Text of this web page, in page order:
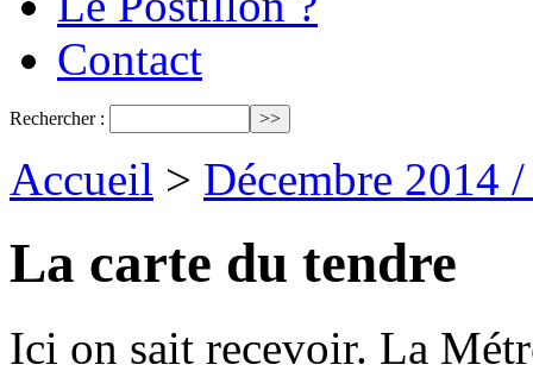
Contact
Rechercher :
Accueil > Décembre 2014
La carte du tendre
Ici on sait recevoir. La